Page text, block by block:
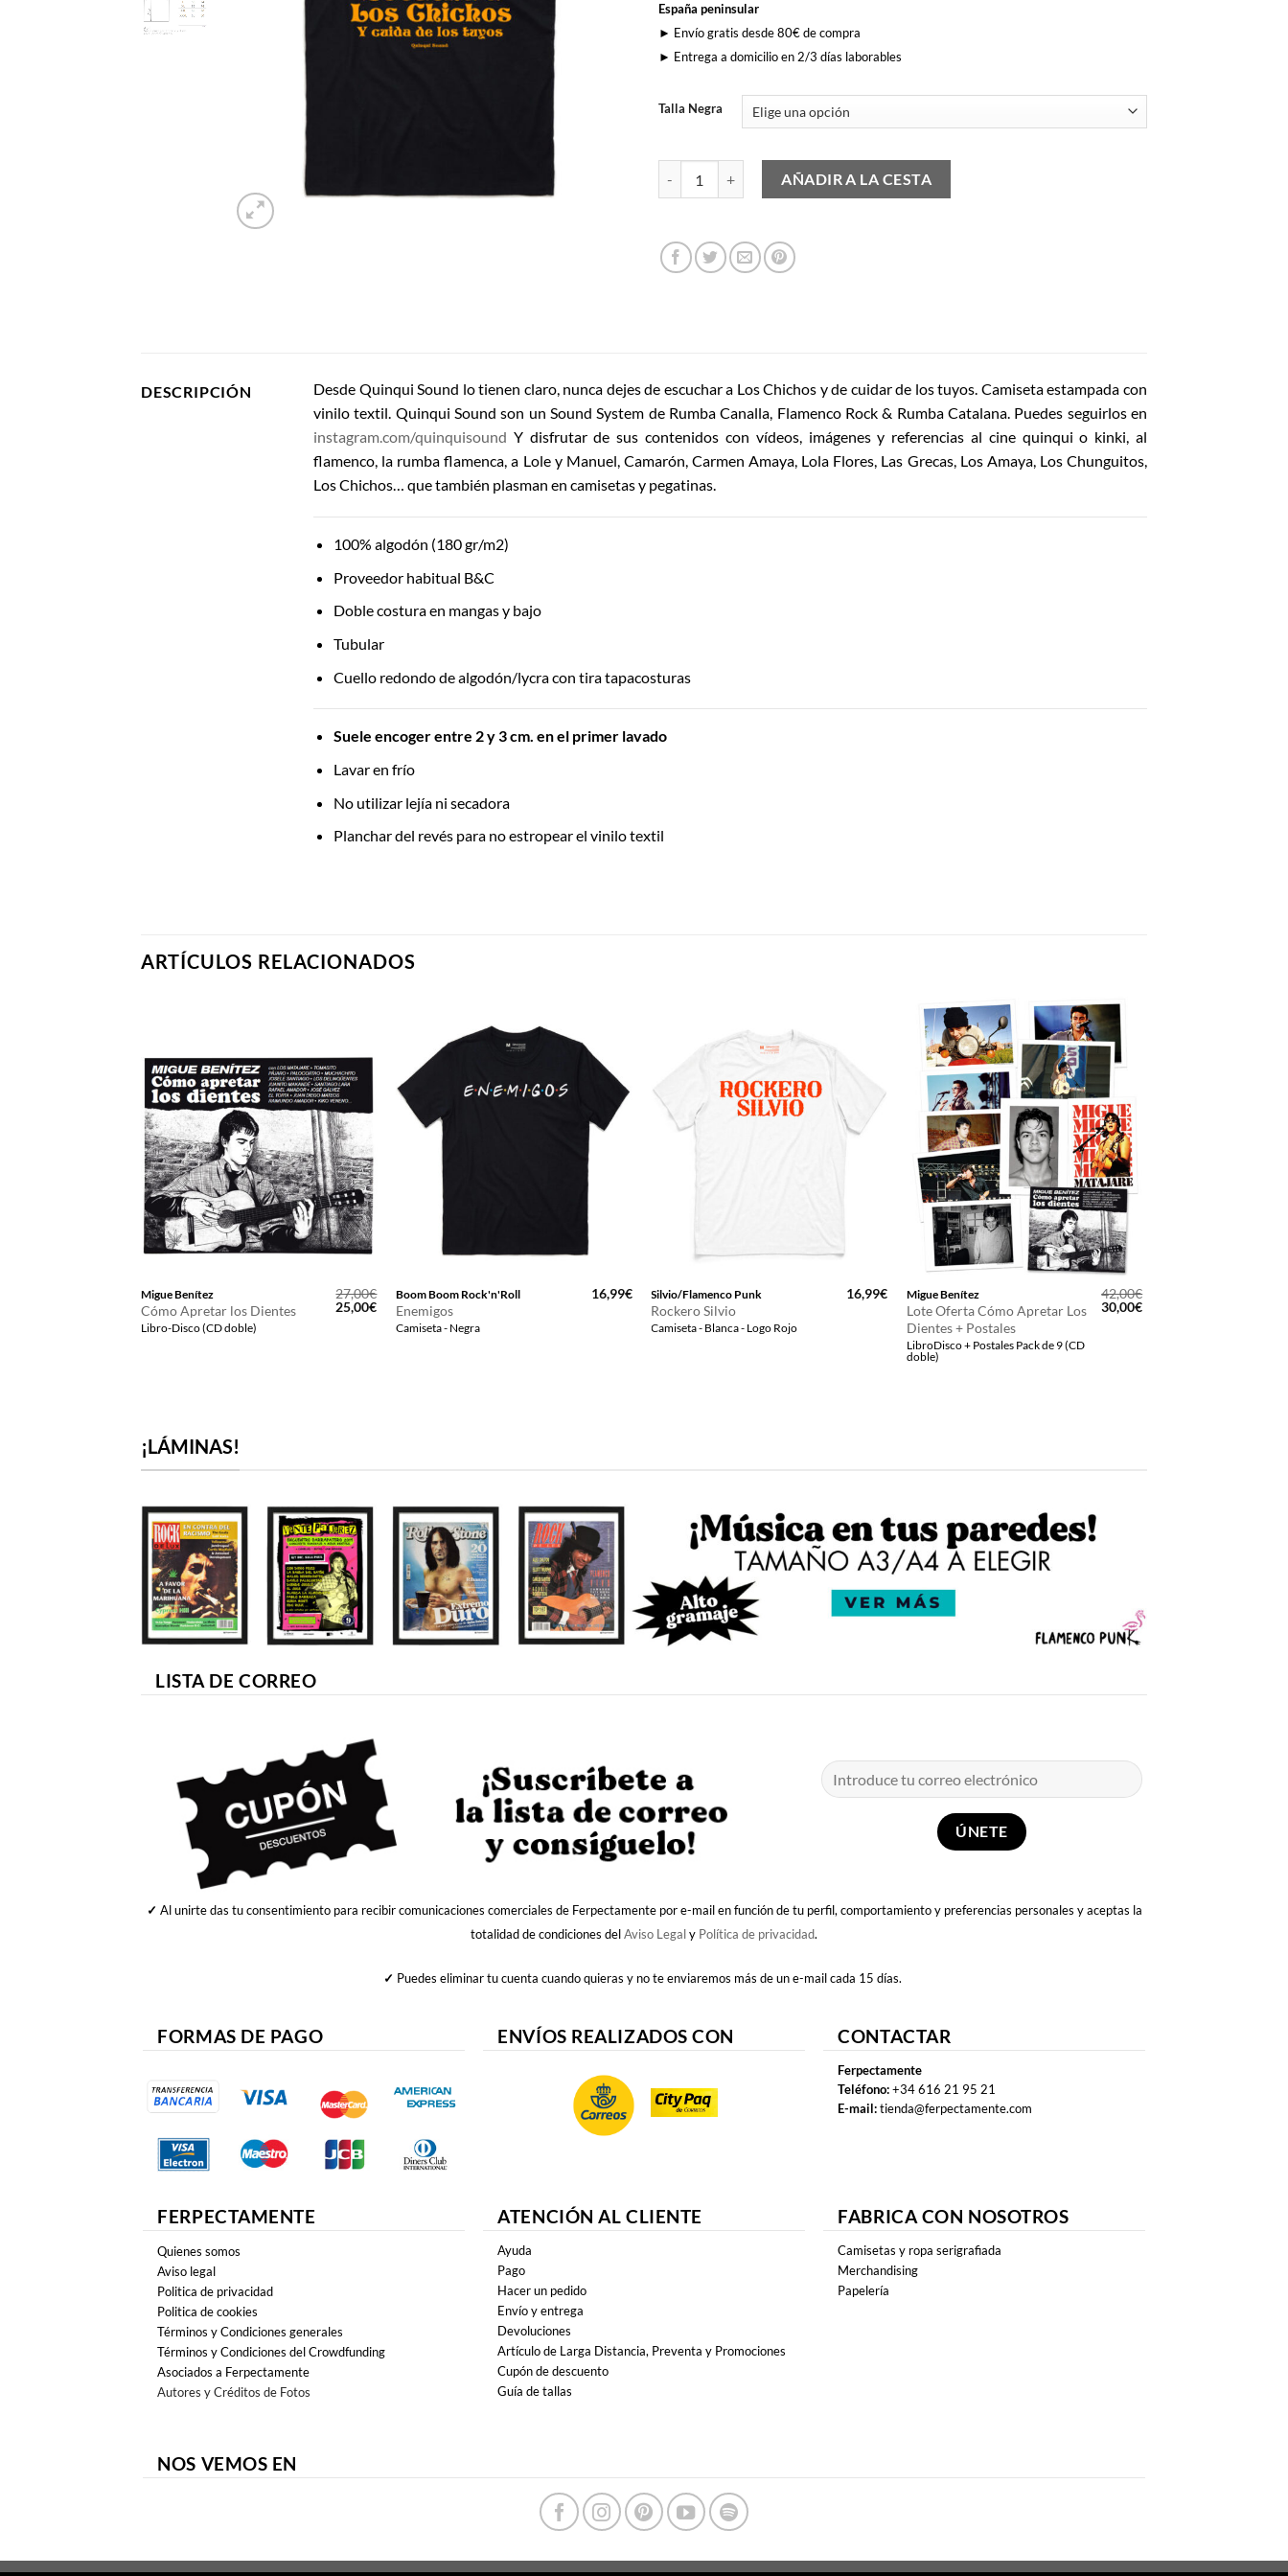
España peninsular
► Envío gratis desde 80€ de compra
► Entrega a domicilio en 2/3 días laborables
Talla Negra
Escucha a Los Chichos cantidadAÑADIR A LA CESTA
DESCRIPCIÓN Desde Quinqui Sound lo tienen claro, nunca dejes de escuchar a Los Chichos y de cuidar de los tuyos. Camiseta estampada con
vinilo textil. Quinqui Sound son un Sound System de Rumba Canalla, Flamenco Rock & Rumba Catalana. Puedes seguirlos en
instagram.com/quinquisound Y disfrutar de sus contenidos con vídeos, imágenes y referencias al cine quinqui o kinki, al
flamenco, la rumba flamenca, a Lole y Manuel, Camarón, Carmen Amaya, Lola Flores, Las Grecas, Los Amaya, Los Chunguitos,
Los Chichos… que también plasman en camisetas y pegatinas.
100% algodón (180 gr/m2)
Proveedor habitual B&C
Doble costura en mangas y bajo
Tubular
Cuello redondo de algodón/lycra con tira tapacosturas
Suele encoger entre 2 y 3 cm. en el primer lavado
Lavar en frío
No utilizar lejía ni secadora
Planchar del revés para no estropear el vinilo textil
ARTÍCULOS RELACIONADOS
Migue Benítez
Cómo Apretar los Dientes
Libro-Disco (CD doble)
27,00€
El
precio
25,00€El
precio
actual
Boom Boom Rock'n'Roll
Enemigos
Camiseta - Negra
16,99€ Silvio/Flamenco Punk
Rockero Silvio
Camiseta - Blanca - Logo Rojo
16,99€ Migue Benítez
Lote Oferta Cómo Apretar Los
Dientes + Postales
LibroDisco + Postales Pack de 9 (CD
doble)
42,00€
El
precio
30,00€El
¡LÁMINAS!
LISTA DE CORREO
✓ Al unirte das tu consentimiento para recibir comunicaciones comerciales de Ferpectamente por e-mail en función de tu perfil, comportamiento y preferencias personales y aceptas la
totalidad de condiciones delAviso Legaly Política de privacidad.
✓ Puedes eliminar tu cuenta cuando quieras y no te enviaremos más de un e-mail cada 15 días.
FORMAS DE PAGO ENVÍOS REALIZADOS CON CONTACTAR
Ferpectamente
Teléfono:+34 616 21 95 21
E-mail:tienda@ferpectamente.com
FERPECTAMENTE
Quienes somos
Aviso legal
Politica de privacidad
Politica de cookies
Términos y Condiciones generales
Términos y Condiciones del Crowdfunding
Asociados a Ferpectamente
Autores y Créditos de Fotos
ATENCIÓN AL CLIENTE
Ayuda
Pago
Hacer un pedido
Envío y entrega
Devoluciones
Artículo de Larga Distancia, Preventa y Promociones
Cupón de descuento
Guía de tallas
FABRICA CON NOSOTROS
Camisetas y ropa serigrafiada
Merchandising
Papelería
NOS VEMOS EN